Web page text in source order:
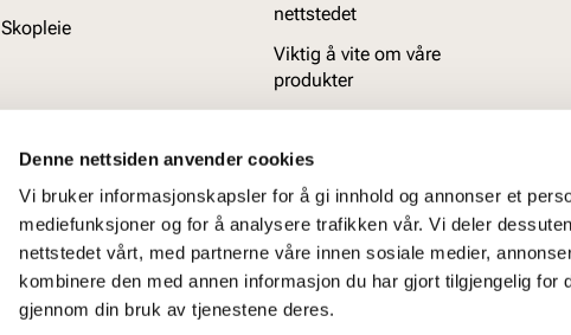
Denne nettsiden anvender cookies
Vi bruker informasjonskapsler for å gi innhold og annonser et
mediefunksjoner og for å analysere trafikken vår. Vi deler
nettstedet vårt, med partnerne våre innen sosiale medier,
kombinere den med annen informasjon du har gjort tilgjengelig for
gjennom din bruk av tjenestene deres.
Skopleie
nettstedet
Viktig å vite om våre
produkter